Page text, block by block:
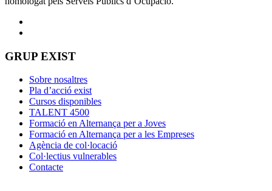
GRUP EXIST
Sobre nosaltres
Pla d’acció exist
Cursos disponibles
TALENT 4500
Formació en Alternança per a Joves
Formació en Alternança per a les Empreses
Agència de col·locació
Col·lectius vulnerables
Contacte